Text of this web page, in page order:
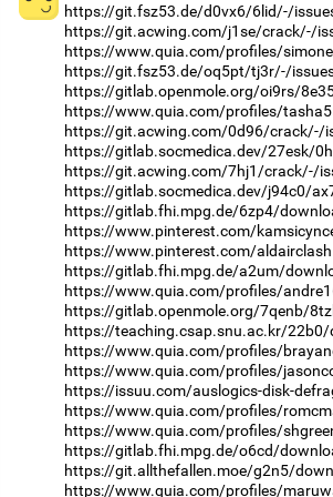
https://git.fsz53.de/d0vx6/6lid/-/
https://git.acwing.com/j1se/crack/-/
https://www.quia.com/profiles/
https://git.fsz53.de/oq5pt/tj3r/-/
https://gitlab.openmole.org/oi9rs/
https://www.quia.com/profiles/
https://git.acwing.com/0d96/crack/-/
https://gitlab.socmedica.dev/27esk/
https://git.acwing.com/7hj1/crack/-/
https://gitlab.socmedica.dev/j94c0/
https://gitlab.fhi.mpg.de/6zp4/
https://www.pinterest.com/
https://www.pinterest.com/aldairclash
https://gitlab.fhi.mpg.de/a2um/
https://www.quia.com/profiles/
https://gitlab.openmole.org/7qenb/
https://teaching.csap.snu.ac.kr/
https://www.quia.com/profiles/
https://www.quia.com/profiles/
https://issuu.com/auslogics-disk-
https://www.quia.com/profiles/
https://www.quia.com/profiles/
https://gitlab.fhi.mpg.de/o6cd/
https://git.allthefallen.moe/g2n5/
https://www.quia.com/profiles/